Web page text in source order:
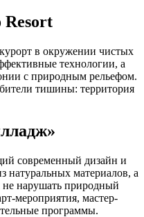
Resort
в окружении чистых
технологии, а
с природным рельефом.
тишины: территория
современный дизайн и
натуральных материалов, а
не нарушать природный
мероприятия, мастер-
программы.